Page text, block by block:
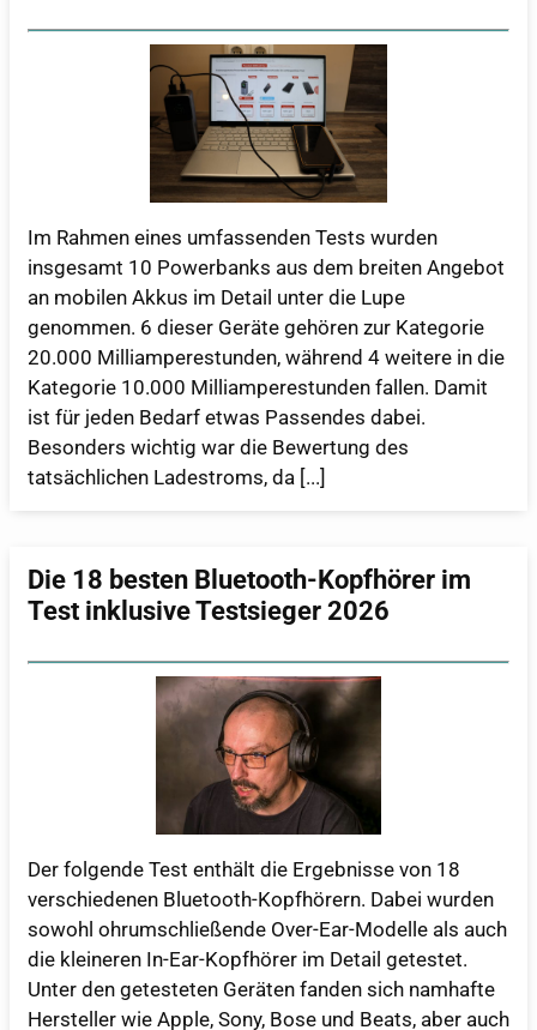
Im Rahmen eines umfassenden Tests wurden
insgesamt 10 Powerbanks aus dem breiten Angebot
an mobilen Akkus im Detail unter die Lupe
genommen. 6 dieser Geräte gehören zur Kategorie
20.000 Milliamperestunden, während 4 weitere in die
Kategorie 10.000 Milliamperestunden fallen. Damit
ist für jeden Bedarf etwas Passendes dabei.
Besonders wichtig war die Bewertung des
tatsächlichen Ladestroms, da [...]
Die 18 besten Bluetooth-Kopfhörer im
Test inklusive Testsieger 2026
Der folgende Test enthält die Ergebnisse von 18
verschiedenen Bluetooth-Kopfhörern. Dabei wurden
sowohl ohrumschließende Over-Ear-Modelle als auch
die kleineren In-Ear-Kopfhörer im Detail getestet.
Unter den getesteten Geräten fanden sich namhafte
Hersteller wie Apple, Sony, Bose und Beats, aber auch